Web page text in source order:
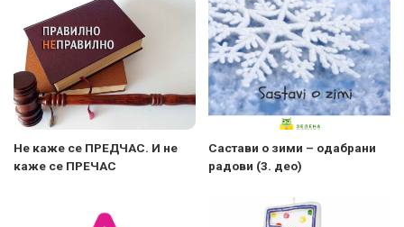
Не каже се ПРЕДЧАС. И не
каже се ПРЕЧАС
Састави о зими – одабрани
радови (3. део)